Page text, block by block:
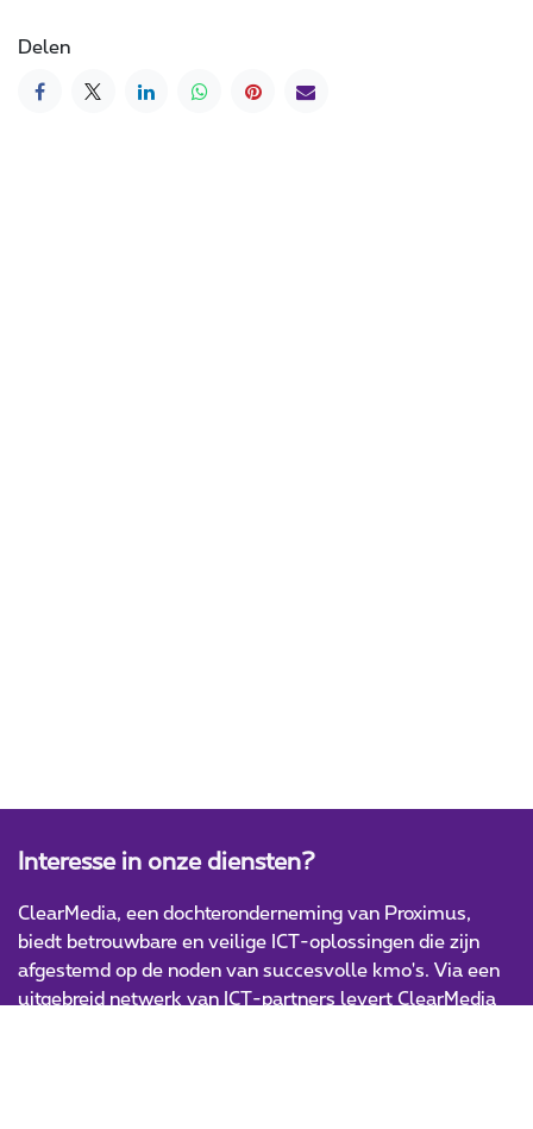
Delen
Interesse in onze diensten?
ClearMedia, een dochteronderneming van Proximus,
biedt betrouwbare en veilige ICT-oplossingen die zijn
afgestemd op de noden van succesvolle kmo's. Via een
uitgebreid netwerk van ICT-partners levert ClearMedia